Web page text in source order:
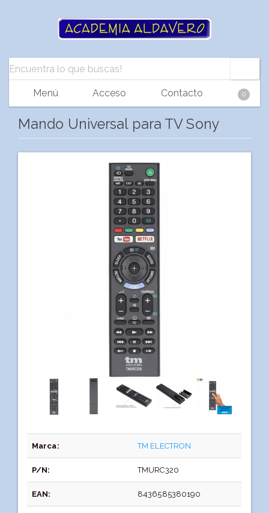
Menú Acceso Contacto 0
Mando Universal para TV Sony
Marca: TM ELECTRON
P/N: TMURC320
EAN: 8436585380190